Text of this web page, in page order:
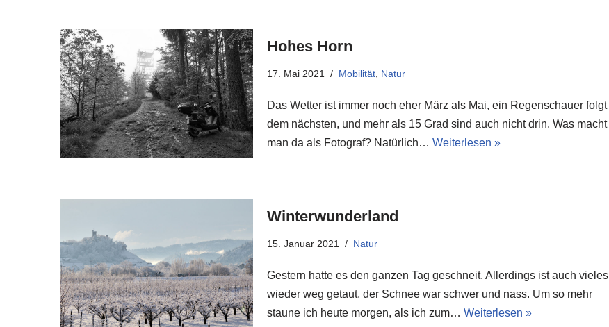
Hohes Horn
17. Mai 2021 Mobilität, Natur
Das Wetter ist immer noch eher März als Mai, ein Regenschauer folgt
dem nächsten, und mehr als 15 Grad sind auch nicht drin. Was macht
man da als Fotograf? Natürlich… Weiterlesen »
Winterwunderland
15. Januar 2021 Natur
Gestern hatte es den ganzen Tag geschneit. Allerdings ist auch vieles
wieder weg getaut, der Schnee war schwer und nass. Um so mehr
staune ich heute morgen, als ich zum… Weiterlesen »